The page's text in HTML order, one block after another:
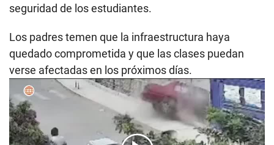
seguridad de los estudiantes.
Los padres temen que la infraestructura haya
quedado comprometida y que las clases puedan
verse afectadas en los próximos días.